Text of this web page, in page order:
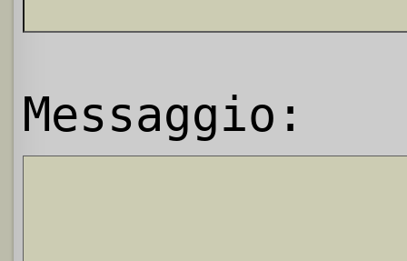
Messaggio: